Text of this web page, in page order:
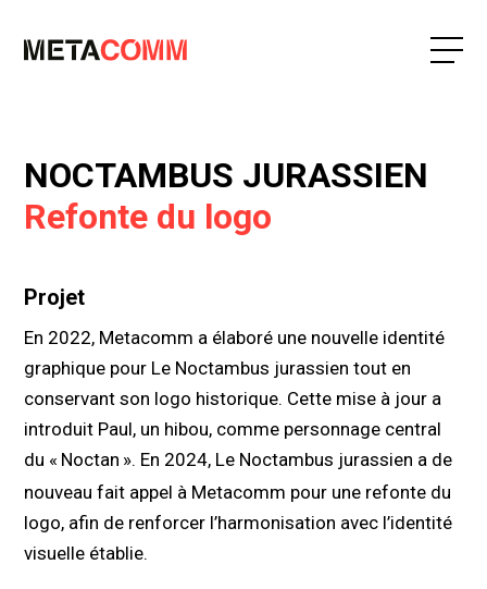
NOCTAMBUS JURASSIEN
Refonte du logo
Projet
En 2022, Metacomm a élaboré une nouvelle identité
graphique pour Le Noctambus jurassien tout en
conservant son logo historique. Cette mise à jour a
introduit Paul, un hibou, comme personnage central
du « Noctan ». En 2024, Le Noctambus jurassien a de
nouveau fait appel à Metacomm pour une refonte du
logo, afin de renforcer l’harmonisation avec l’identité
visuelle établie.